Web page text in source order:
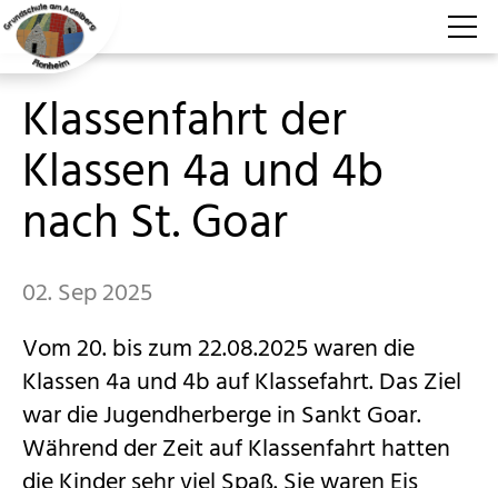
Aktuelles
Aktuelle Berichte
Termine
Über uns
Für Schüler
Für Eltern
Klassenfahrt der
Klassen 4a und 4b
nach St. Goar
02. Sep 2025
Vom 20. bis zum 22.08.2025 waren die
Klassen 4a und 4b auf Klassefahrt. Das Ziel
war die Jugendherberge in Sankt Goar.
Während der Zeit auf Klassenfahrt hatten